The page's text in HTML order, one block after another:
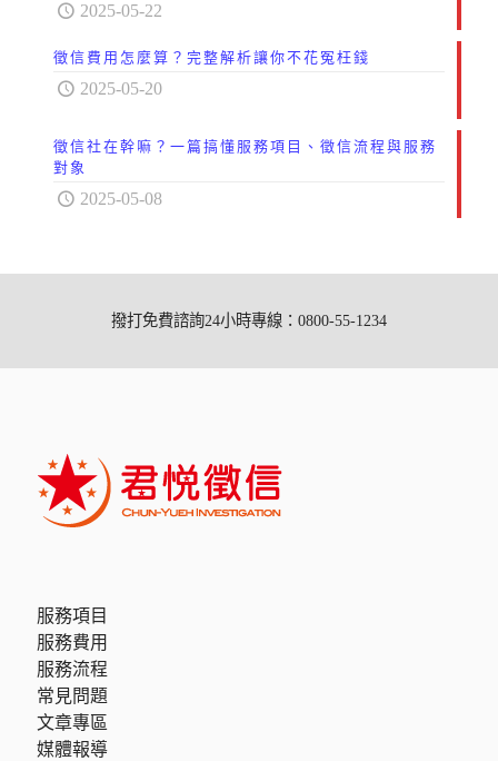
2025-05-22
徵信費用怎麼算？完整解析讓你不花冤枉錢
2025-05-20
徵信社在幹嘛？一篇搞懂服務項目、徵信流程與服務
對象
2025-05-08
撥打免費諮詢24小時專線：0800-55-1234
服務項目
服務費用
服務流程
常見問題
文章專區
媒體報導